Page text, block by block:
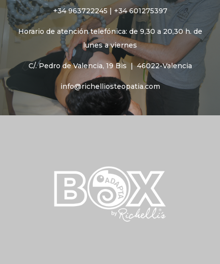
+34 963722245 | +34 601275397
Horario de atención telefónica: de 9,30 a 20,30 h. de
lunes a viernes
C/. Pedro de Valencia, 19 Bis |46022-Valencia
info@richelliosteopatia.com